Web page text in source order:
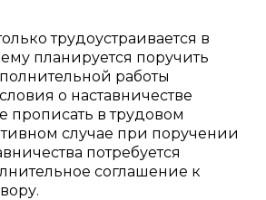
трудоустраивается в
планируется поручить
работы
о наставничестве
прописать в трудовом
случае при поручении
потребуется
соглашение к